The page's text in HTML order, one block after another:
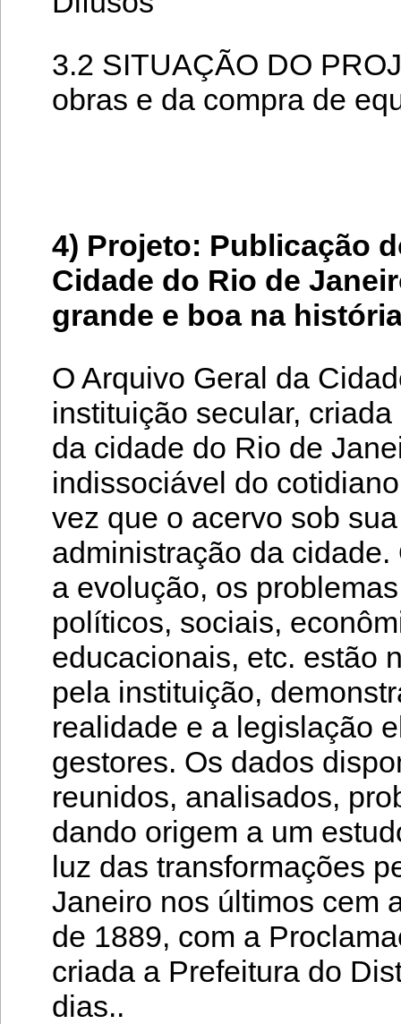
3.2 SITUAÇÃO DO
obras e da compra de
4) Projeto: Publicação
Cidade do Rio de
grande e boa na
O Arquivo Geral da
instituição secular,
da cidade do Rio de
indissociável do
vez que o acervo sob
administração da
a evolução, os
políticos, sociais,
educacionais, etc. estão
pela instituição,
realidade e a legislação
gestores. Os dados
reunidos, analisados,
dando origem a um
luz das transformações
Janeiro nos últimos cem
de 1889, com a
criada a Prefeitura do
dias..